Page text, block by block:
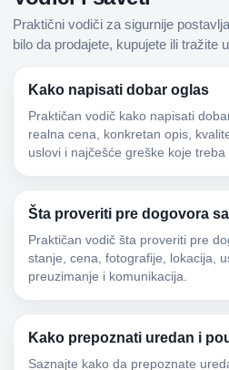
Praktični vodiči za sigurnije
bilo da prodajete, kupujete ili tražite
Kako napisati dobar oglas
Praktičan vodič kako napisati
realna cena, konkretan opis,
uslovi i najčešće greške koje treba
Šta proveriti pre dogovora
Praktičan vodič šta proveriti pre
stanje, cena, fotografije, lokacija,
preuzimanje i komunikacija.
Kako prepoznati uredan i
Saznajte kako da prepoznate